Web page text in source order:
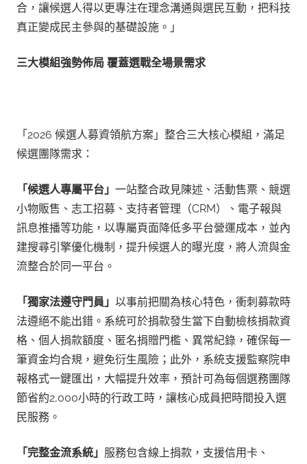
合，讓候選人得以更專注在理念溝通與選民互動，把科技
真正變成民主參與的基礎設施。」
三大模組強勢佈局 覆蓋選戰全場景需求
「2026 候選人募資領航方案」整合三大核心模組，滿足
候選團隊需求：
「候選人專屬平台」 一站整合政見陳述、活動售票、競選
小物販售、志工招募、支持者管理（CRM）、電子報與
訊息推播等功能，以專屬頁面降低多平台營運成本，並內
建搜尋引擎優化機制，提升候選人的曝光度，將人流與金
流整合於同一平台。
「獨家法遵守門員」 以事前把關為核心特色，衝刺募款時
法遵絕不能出錯。系統可於捐款發生當下自動檢核捐款資
格、個人捐款額度、匿名捐贈門檻、異常紀錄，確保每一
筆資金均合規，避免衍生風險；此外，系統支援監察院申
報格式一鍵匯出，大幅提升效率，預計可為每個選務團隊
節省約2,000小時的行政工時，讓核心成員把時間投入選
民服務。
「完整金流系統」 服務包含線上捐款，支援信用卡、